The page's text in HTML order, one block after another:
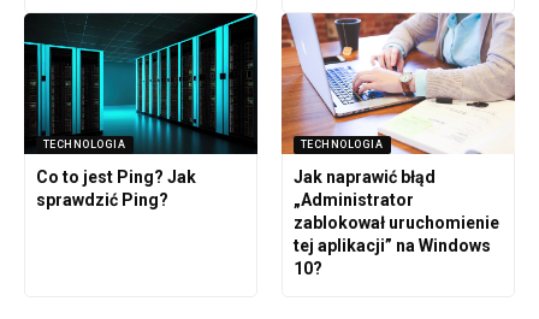
TECHNOLOGIA
Co to jest Ping? Jak
sprawdzić Ping?
TECHNOLOGIA
Jak naprawić błąd
„Administrator
zablokował uruchomienie
tej aplikacji” na Windows
10?